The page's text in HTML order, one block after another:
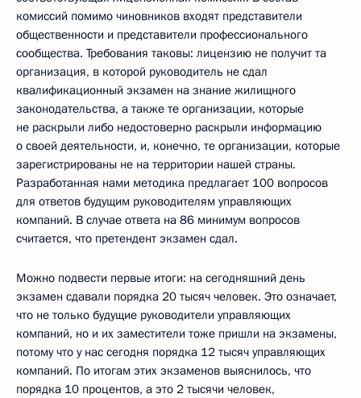
комиссий помимо чиновников входят представители
общественности и представители профессионального
сообщества. Требования таковы: лицензию не получит та
организация, в которой руководитель не сдал
квалификационный экзамен на знание жилищного
законодательства, а также те организации, которые
не раскрыли либо недостоверно раскрыли информацию
о своей деятельности, и, конечно, те организации, которые
зарегистрированы не на территории нашей страны.
Разработанная нами методика предлагает 100 вопросов
для ответов будущим руководителям управляющих
компаний. В случае ответа на 86 минимум вопросов
считается, что претендент экзамен сдал.
Можно подвести первые итоги: на сегодняшний день
экзамен сдавали порядка 20 тысяч человек. Это означает,
что не только будущие руководители управляющих
компаний, но и их заместители тоже пришли на экзамены,
потому что у нас сегодня порядка 12 тысяч управляющих
компаний. По итогам этих экзаменов выяснилось, что
порядка 10 процентов, а это 2 тысячи человек,